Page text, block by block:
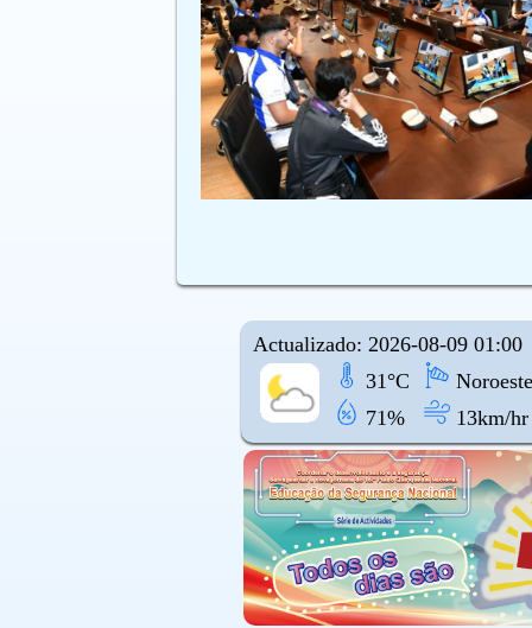
Actualizado: 2026-08-09 01:00
31°C
Noroeste
71%
13km/hr